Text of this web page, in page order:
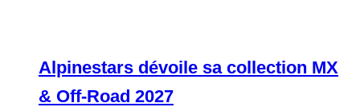
Alpinestars dévoile sa collection MX
& Off-Road 2027